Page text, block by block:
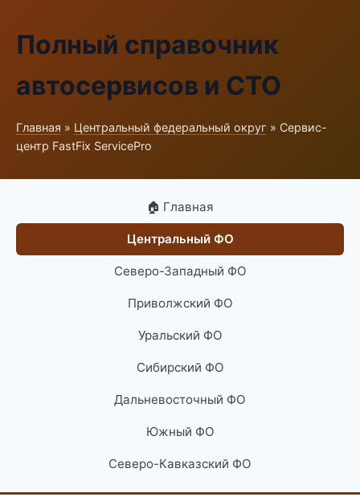
Полный справочник
автосервисов и СТО
Главная » Центральный федеральный округ » Сервис-
центр FastFix ServicePro
🏠 Главная
Центральный ФО
Северо-Западный ФО
Приволжский ФО
Уральский ФО
Сибирский ФО
Дальневосточный ФО
Южный ФО
Северо-Кавказский ФО